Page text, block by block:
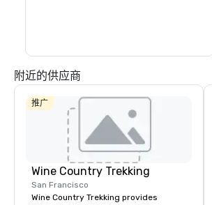
附近的供应商
推广
Wine Country Trekking
San Francisco
Wine Country Trekking provides